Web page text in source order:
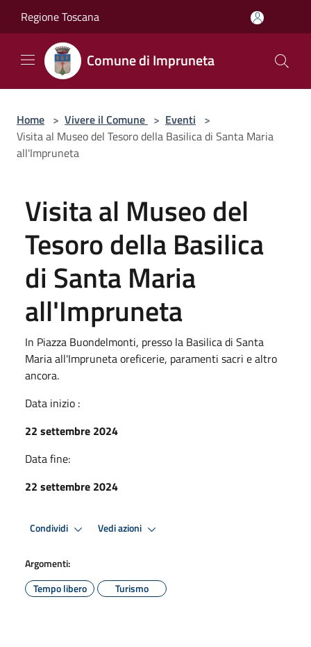
Regione Toscana
Comune di Impruneta
Home > Vivere il Comune > Eventi >
Visita al Museo del Tesoro della Basilica di Santa Maria
all'Impruneta
Visita al Museo del
Tesoro della Basilica
di Santa Maria
all'Impruneta
In Piazza Buondelmonti, presso la Basilica di Santa
Maria all'Impruneta oreficerie, paramenti sacri e altro
ancora.
Data inizio :
22 settembre 2024
Data fine:
22 settembre 2024
Condividi Vedi azioni
Argomenti:
Tempo libero
Turismo